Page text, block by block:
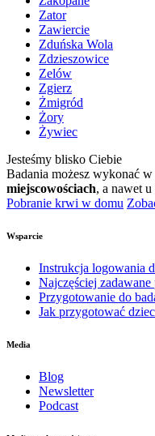
Zator
Zawiercie
Zduńska Wola
Zdzieszowice
Zelów
Zgierz
Żmigród
Żory
Żywiec
Jesteśmy blisko Ciebie
Badania możesz wykonać w
miejscowościach, a nawet u
Pobranie krwi w domu
Wsparcie
Instrukcja logowania
Najczęściej zadawane
Przygotowanie do
Jak przygotować
Media
Blog
Newsletter
Podcast